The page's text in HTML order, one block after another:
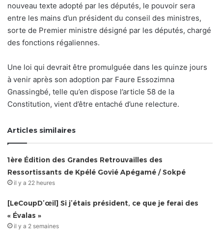
nouveau texte adopté par les députés, le pouvoir sera
entre les mains d’un président du conseil des ministres,
sorte de Premier ministre désigné par les députés, chargé
des fonctions régaliennes.
Une loi qui devrait être promulguée dans les quinze jours
à venir après son adoption par Faure Essozimna
Gnassingbé, telle qu’en dispose l’article 58 de la
Constitution, vient d’être entaché d’une relecture.
Articles similaires
1ère Édition des Grandes Retrouvailles des
Ressortissants de Kpélé Govié Apégamé / Sokpé
il y a 22 heures
[LeCoupD’œil] Si j’étais président, ce que je ferai des
« Évalas »
il y a 2 semaines